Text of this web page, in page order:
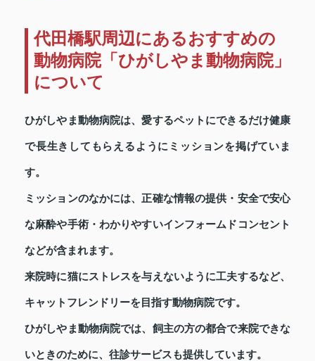
代田橋駅周辺にあるおすすめの
動物病院「ひがしやま動物病院」
について
ひがしやま動物病院は、愛するペットにできるだけ健康
で長生きしてもらえるようにミッションを掲げていま
す。
ミッションのなかには、正確な情報の提供・安全で安心
な麻酔や手術・わかりやすいインフォームドコンセント
などが含まれます。
来院時に猫にストレスを与えないように工夫するなど、
キャットフレンドリーを目指す動物病院です。
ひがしやま動物病院では、飼主の方の都合で来院できな
いときのために、往診サービスも提供しています。